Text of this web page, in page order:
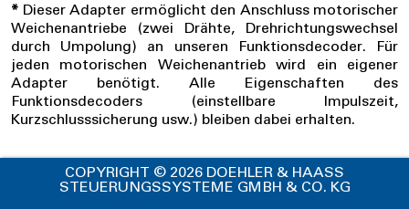
* Dieser Adapter ermöglicht den Anschluss motorischer
Weichenantriebe (zwei Drähte, Drehrichtungswechsel
durch Umpolung) an unseren Funktionsdecoder. Für
jeden motorischen Weichenantrieb wird ein eigener
Adapter benötigt. Alle Eigenschaften des
Funktionsdecoders (einstellbare Impulszeit,
Kurzschlusssicherung usw.) bleiben dabei erhalten.
COPYRIGHT © 2026 DOEHLER & HAASS
STEUERUNGSSYSTEME GMBH & CO. KG